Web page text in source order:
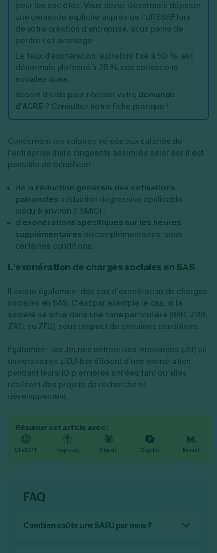
pour les sociétés. Vous devez désormais déposer
une demande explicite auprès de l’URSSAF lors
de votre création d’entreprise, sous peine de
perdre cet avantage.
Le taux d'exonération, autrefois fixé à 50 %, est
désormais plafonné à 25 % des cotisations
sociales dues.
Besoin d’aide pour réaliser votre demande
d’ACRE ? Consultez notre fiche pratique !
Concernant les salaires versés aux salariés de
l’entreprise (hors dirigeants assimilés salariés), il est
possible de bénéficier :
de la réduction générale des cotisations
patronales (réduction dégressive applicable
jusqu’à environ 3 SMIC) ;
d’exonérations spécifiques sur les heures
supplémentaires ou complémentaires, sous
certaines conditions.
L’exonération de charges sociales en SAS
Il existe également des cas d’exonération de charges
sociales en SAS. C’est par exemple le cas, si la
société se situe dans une zone particulière (BER, ZRR,
ZRD, ou ZFU), sous respect de certaines conditions.
Également, les Jeunes entreprises innovantes (JEI) ou
universitaires (JEU) bénéficient d’une exonération
pendant leurs 10 premières années tant qu’elles
réalisent des projets de recherche et
développement.
Résumer cet article avec :
ChatGPT Perplexity Claude Copilot Mistral
FAQ
Combien coûte une SASU par mois ?